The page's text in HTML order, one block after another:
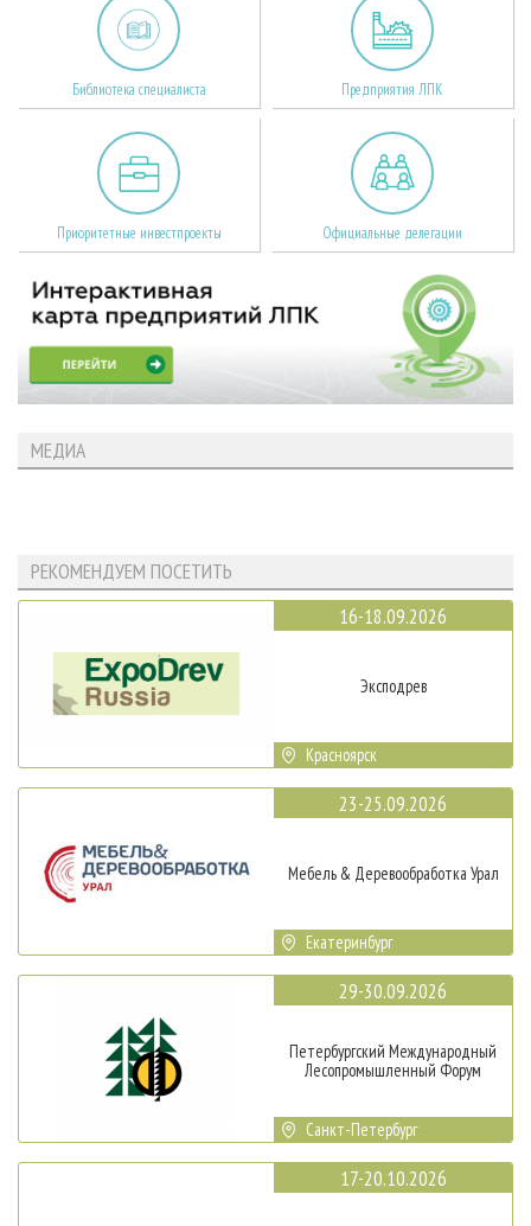
Библиотека специалиста Предприятия ЛПК
Приоритетные инвестпроекты Официальные делегации
МЕДИА
РЕКОМЕНДУЕМ ПОСЕТИТЬ
16-18.09.2026
Эксподрев
Красноярск
23-25.09.2026
Мебель & Деревообработка Урал
Екатеринбург
29-30.09.2026
Петербургский Международный
Лесопромышленный Форум
Санкт-Петербург
17-20.10.2026